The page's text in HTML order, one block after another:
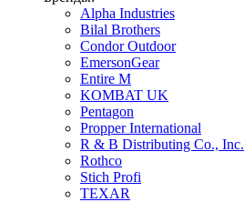
Alpha Industries
Bilal Brothers
Condor Outdoor
EmersonGear
Entire M
KOMBAT UK
Pentagon
Propper International
R & B Distributing Co., Inc.
Rothco
Stich Profi
TEXAR